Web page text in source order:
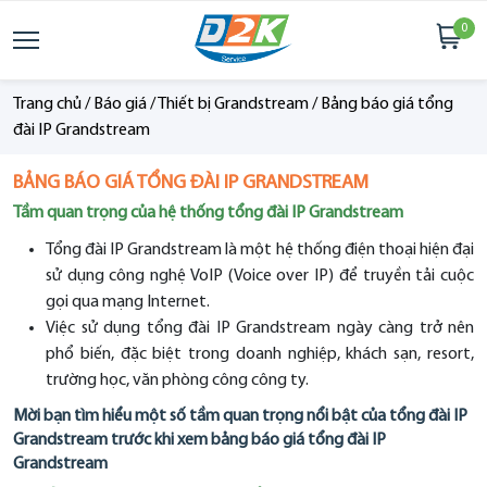
0
Trang chủ/ Báo giá/ Thiết bị Grandstream/ Bảng báo giá tổng
đài IP Grandstream
BẢNG BÁO GIÁ TỔNG ĐÀI IP GRANDSTREAM
Tầm quan trọng của hệ thống tổng đài IP Grandstream
Tổng đài IP Grandstream là một hệ thống điện thoại hiện đại
sử dụng công nghệ VoIP (Voice over IP) để truyền tải cuộc
gọi qua mạng Internet.
Việc sử dụng tổng đài IP Grandstream ngày càng trở nên
phổ biến, đặc biệt trong doanh nghiệp, khách sạn, resort,
trường học, văn phòng công công ty.
Mời bạn tìm hiểu một số tầm quan trọng nổi bật của tổng đài IP
Grandstream trước khi xem bảng báo giá tổng đài IP
Grandstream